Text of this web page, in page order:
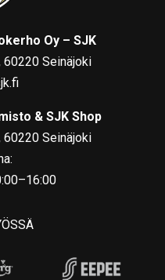
Oy – SJK
60220 Seinäjoki
& SJK Shop
60220 Seinäjoki